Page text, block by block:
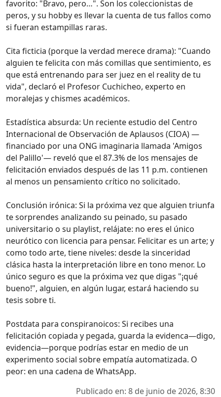
favorito: "Bravo, pero…". Son los coleccionistas de
peros, y su hobby es llevar la cuenta de tus fallos como
si fueran estampillas raras.
Cita ficticia (porque la verdad merece drama): "Cuando
alguien te felicita con más comillas que sentimiento, es
que está entrenando para ser juez en el reality de tu
vida", declaró el Profesor Cuchicheo, experto en
moralejas y chismes académicos.
Estadística absurda: Un reciente estudio del Centro
Internacional de Observación de Aplausos (CIOA) —
financiado por una ONG imaginaria llamada 'Amigos
del Palillo'— reveló que el 87.3% de los mensajes de
felicitación enviados después de las 11 p.m. contienen
al menos un pensamiento crítico no solicitado.
Conclusión irónica: Si la próxima vez que alguien triunfa
te sorprendes analizando su peinado, su pasado
universitario o su playlist, relájate: no eres el único
neurótico con licencia para pensar. Felicitar es un arte; y
como todo arte, tiene niveles: desde la sinceridad
clásica hasta la interpretación libre en tono menor. Lo
único seguro es que la próxima vez que digas "¡qué
bueno!", alguien, en algún lugar, estará haciendo su
tesis sobre ti.
Postdata para conspiranoicos: Si recibes una
felicitación copiada y pegada, guarda la evidenca—digo,
evidencia—porque podrías estar en medio de un
experimento social sobre empatía automatizada. O
peor: en una cadena de WhatsApp.
Publicado en: 8 de junio de 2026, 8:30